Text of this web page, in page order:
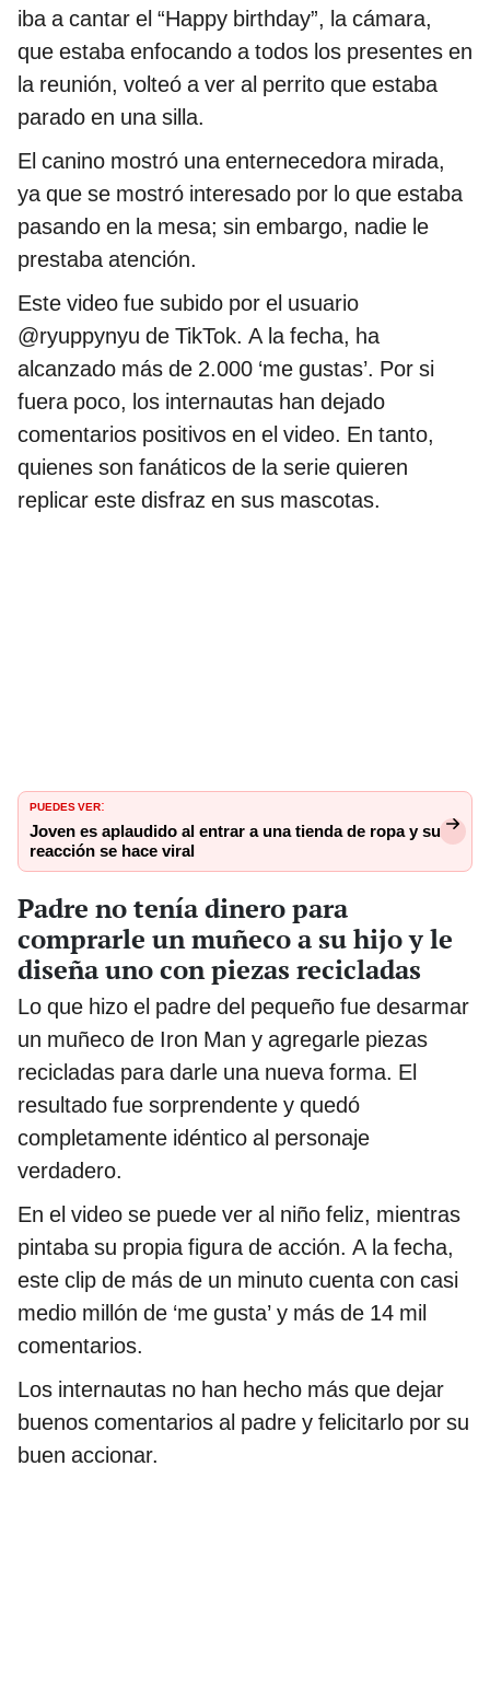
iba a cantar el “Happy birthday”, la cámara,
que estaba enfocando a todos los presentes en
la reunión, volteó a ver al perrito que estaba
parado en una silla.
El canino mostró una enternecedora mirada,
ya que se mostró interesado por lo que estaba
pasando en la mesa; sin embargo, nadie le
prestaba atención.
Este video fue subido por el usuario
@ryuppynyu de TikTok. A la fecha, ha
alcanzado más de 2.000 ‘me gustas’. Por si
fuera poco, los internautas han dejado
comentarios positivos en el video. En tanto,
quienes son fanáticos de la serie quieren
replicar este disfraz en sus mascotas.
PUEDES VER:
Joven es aplaudido al entrar a una tienda de ropa y su
reacción se hace viral
Padre no tenía dinero para
comprarle un muñeco a su hijo y le
diseña uno con piezas recicladas
Lo que hizo el padre del pequeño fue desarmar
un muñeco de Iron Man y agregarle piezas
recicladas para darle una nueva forma. El
resultado fue sorprendente y quedó
completamente idéntico al personaje
verdadero.
En el video se puede ver al niño feliz, mientras
pintaba su propia figura de acción. A la fecha,
este clip de más de un minuto cuenta con casi
medio millón de ‘me gusta’ y más de 14 mil
comentarios.
Los internautas no han hecho más que dejar
buenos comentarios al padre y felicitarlo por su
buen accionar.